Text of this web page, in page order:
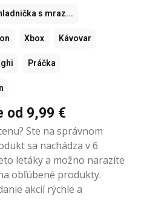
s mraz...
Xbox Kávovar
Práčka
od 9,99 €
Ste na správnom
sa nachádza v 6
letáky a možno narazíte
obľúbené produkty.
akcií rýchle a